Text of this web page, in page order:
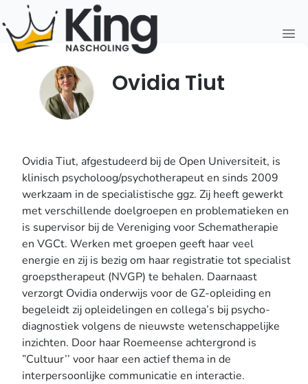
Ovidia Tiut
Ovidia Tiut, afgestudeerd bij de Open Universiteit, is
klinisch psycholoog/psychotherapeut en sinds 2009
werkzaam in de specialistische ggz. Zij heeft gewerkt
met verschillende doelgroepen en problematieken en
is supervisor bij de Vereniging voor Schematherapie
en VGCt. Werken met groepen geeft haar veel
energie en zij is bezig om haar registratie tot specialist
groepstherapeut (NVGP) te behalen. Daarnaast
verzorgt Ovidia onderwijs voor de GZ-opleiding en
begeleidt zij opleidelingen en collega’s bij psycho-
diagnostiek volgens de nieuwste wetenschappelijke
inzichten. Door haar Roemeense achtergrond is
”Cultuur’’ voor haar een actief thema in de
interpersoonlijke communicatie en interactie.